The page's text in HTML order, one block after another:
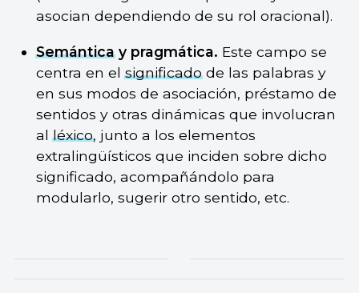
asocian dependiendo de su rol oracional).
Semánticay pragmática. Este campo se
centra en elsignificadode las palabras y
en sus modos de asociación, préstamo de
sentidos y otras dinámicas que involucran
alléxico, junto a los elementos
extralingüísticos que inciden sobre dicho
significado, acompañándolo para
modularlo, sugerir otro sentido, etc.